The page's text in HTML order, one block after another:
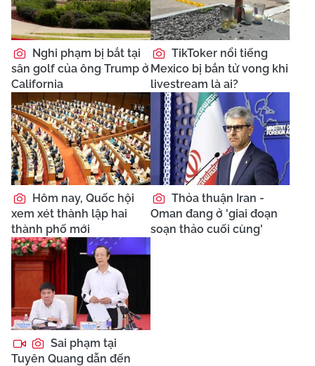
Nghi phạm bị bắt tại
sân golf của ông Trump ở
California
TikToker nổi tiếng
Mexico bị bắn tử vong khi
livestream là ai?
Hôm nay, Quốc hội
xem xét thành lập hai
thành phố mới
Thỏa thuận Iran -
Oman đang ở 'giai đoạn
soạn thảo cuối cùng'
Sai phạm tại
Tuyên Quang dẫn đến